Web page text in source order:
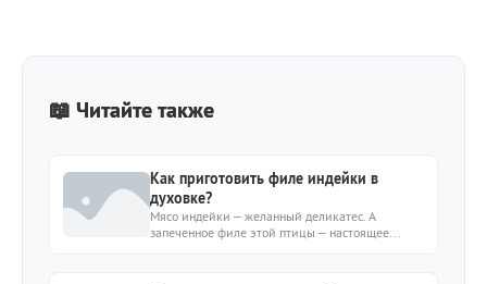
📖 Читайте также
Как приготовить филе индейки в
духовке?
Мясо индейки – желанный деликатес. А
запеченное филе этой птицы – настоящее...